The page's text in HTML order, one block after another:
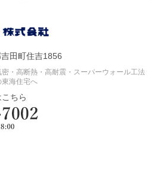
田町住吉1856
・高断熱・高耐震・スーパーウォール工法
海住宅へ
ちら